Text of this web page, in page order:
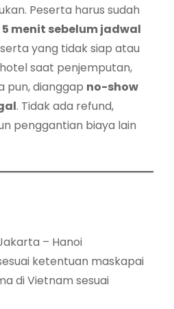
Peserta harus sudah
5 menit sebelum jadwal
yang tidak siap atau
saat penjemputan,
pun, dianggap no-show
. Tidak ada refund,
penggantian biaya lain
– Hanoi
ketentuan maskapai
di Vietnam sesuai